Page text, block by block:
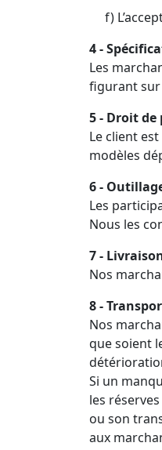
f)
4 -
Les
figurant sur
5 - Droit
Le client
modèles
6 -
Les
Nous les
7 -
Nos
8 -
Nos
que soient
Si un
les
ou son
aux